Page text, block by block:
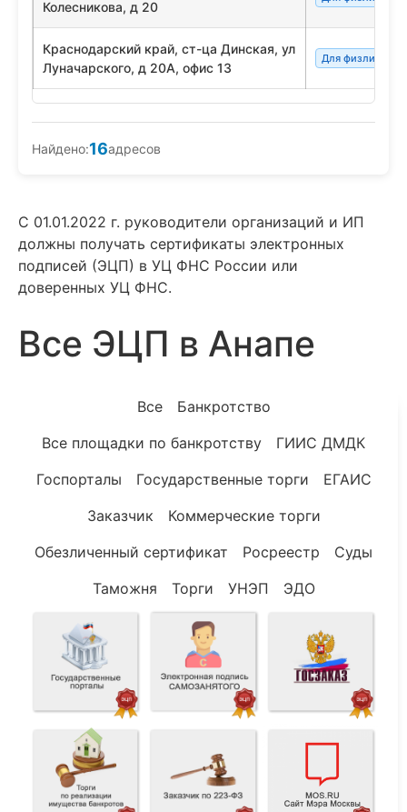
Колесникова, д 20
Краснодарский край, ст-ца Динская, ул
Луначарского, д 20А, офис 13
Для физлиц/
Найдено:16адресов
С 01.01.2022 г. руководители организаций и ИП
должны получать сертификаты электронных
подписей (ЭЦП) в УЦ ФНС России или
доверенных УЦ ФНС.
Все ЭЦП в Анапе
Все
Банкротство
Все площадки по банкротству
ГИИС ДМДК
Госпорталы
Государственные торги
ЕГАИС
Заказчик
Коммерческие торги
Обезличенный сертификат
Росреестр
Суды
Таможня
Торги УНЭП ЭДО